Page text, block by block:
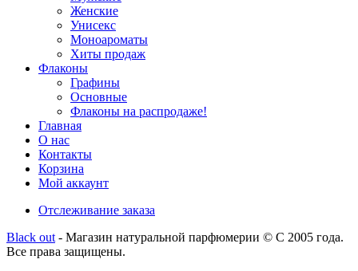
Женские
Унисекс
Моноароматы
Хиты продаж
Флаконы
Графины
Основные
Флаконы на распродаже!
Главная
О нас
Контакты
Корзина
Мой аккаунт
Отслеживание заказа
Black out - Магазин натуральной парфюмерии © С 2005 года.
Все права защищены.